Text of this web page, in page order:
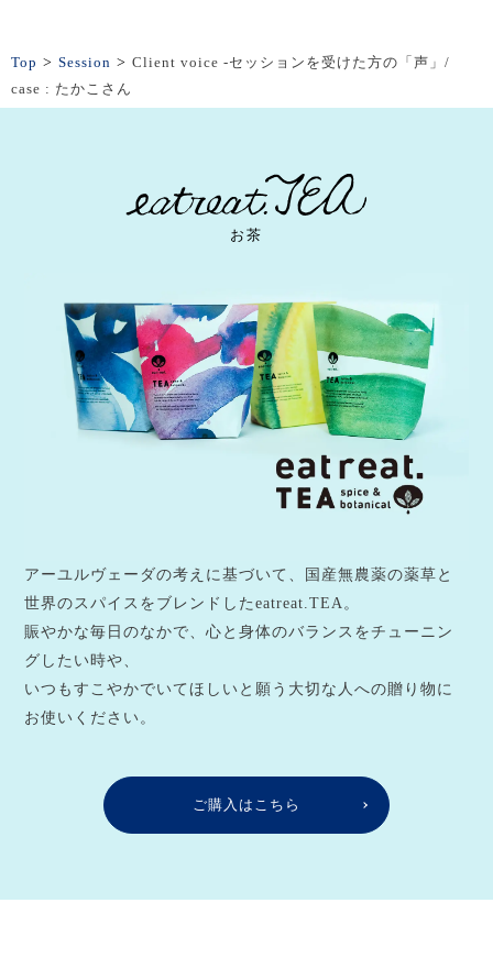
Top > Session > Client voice -セッションを受けた方の「声」/
case : たかこさん
お茶
アーユルヴェーダの考えに基づいて、国産無農薬の薬草と
世界のスパイスをブレンドしたeatreat.TEA。
賑やかな毎日のなかで、心と身体のバランスをチューニン
グしたい時や、
いつもすこやかでいてほしいと願う大切な人への贈り物に
お使いください。
ご購入はこちら